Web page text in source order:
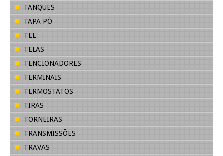
TANQUES
TAPA PÓ
TEE
TELAS
TENCIONADORES
TERMINAIS
TERMOSTATOS
TIRAS
TORNEIRAS
TRANSMISSÕES
TRAVAS